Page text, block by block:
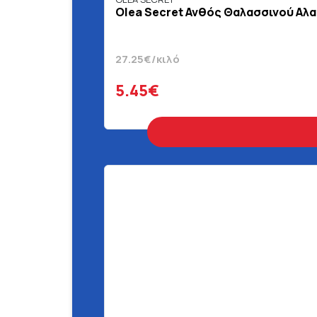
Olea Secret Ανθός Θαλασσινού
27.25€/κιλό
5.45€